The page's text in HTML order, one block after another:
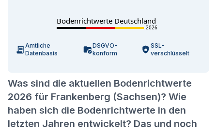
Was sind die aktuellen Bodenrichtwerte
2026 für Frankenberg (Sachsen)? Wie
haben sich die Bodenrichtwerte in den
letzten Jahren entwickelt? Das und noch
Bodenrichtwerte Deutschland
2026
Amtliche
Datenbasis
DSGVO-
konform
SSL-
verschlüsselt